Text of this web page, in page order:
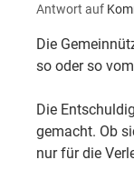
Antwort auf
Die
so oder so
Die
gemacht. Ob
nur für die